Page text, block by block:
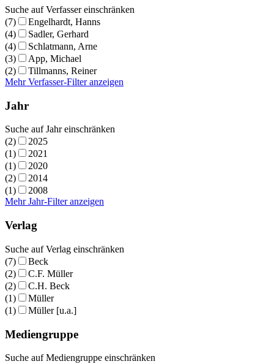
Suche auf Verfasser einschränken
(7)
Engelhardt, Hanns
(4)
Sadler, Gerhard
(4)
Schlatmann, Arne
(3)
App, Michael
(2)
Tillmanns, Reiner
Mehr Verfasser-Filter anzeigen
Jahr
Suche auf Jahr einschränken
(2)
2025
(1)
2021
(1)
2020
(2)
2014
(1)
2008
Mehr Jahr-Filter anzeigen
Verlag
Suche auf Verlag einschränken
(7)
Beck
(2)
C.F. Müller
(2)
C.H. Beck
(1)
Müller
(1)
Müller [u.a.]
Mediengruppe
Suche auf Mediengruppe einschränken